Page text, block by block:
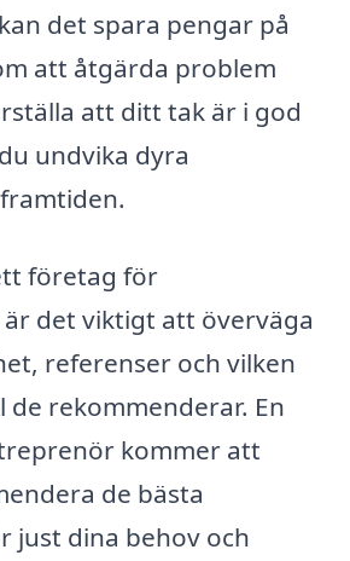
det spara pengar på
att åtgärda problem
att ditt tak är i god
undvika dyra
företag för
det viktigt att överväga
referenser och vilken
rekommenderar. En
kommer att
de bästa
just dina behov och